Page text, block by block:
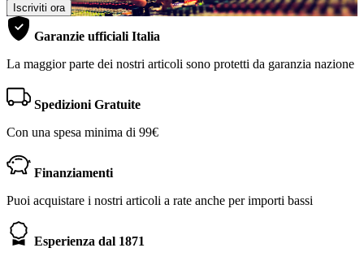
Iscriviti ora
Garanzie ufficiali Italia
La maggior parte dei nostri articoli sono protetti da garanzia nazione
Spedizioni Gratuite
Con una spesa minima di 99€
Finanziamenti
Puoi acquistare i nostri articoli a rate anche per importi bassi
Esperienza dal 1871